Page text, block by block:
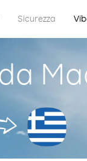
Sicurezza